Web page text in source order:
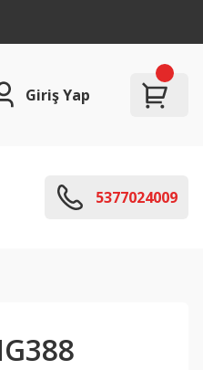
Giriş Yap
5377024009